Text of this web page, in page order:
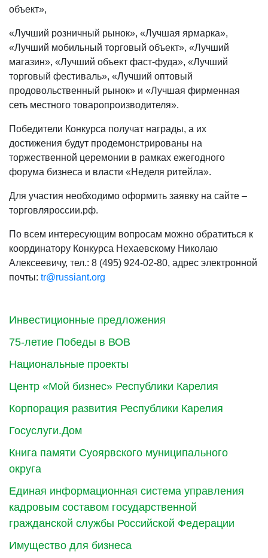
Инвестиционные предложения
75-летие Победы в ВОВ
Национальные проекты
Центр «Мой бизнес» Республики Карелия
Корпорация развития Республики Карелия
Госуслуги.Дом
Книга памяти Суоярвского муниципального
округа
Единая информационная система управления
кадровым составом государственной
гражданской службы Российской Федерации
Имущество для бизнеса
объект»,
«Лучший розничный рынок», «Лучшая ярмарка»,
«Лучший мобильный торговый объект», «Лучший
магазин», «Лучший объект фаст-фуда», «Лучший
торговый фестиваль», «Лучший оптовый
продовольственный рынок» и «Лучшая фирменная
сеть местного товаропроизводителя».
Победители Конкурса получат награды, а их
достижения будут продемонстрированы на
торжественной церемонии в рамках ежегодного
форума бизнеса и власти «Неделя ритейла».
Для участия необходимо оформить заявку на сайте –
торговляроссии.рф.
По всем интересующим вопросам можно обратиться к
координатору Конкурса Нехаевскому Николаю
Алексеевичу, тел.: 8 (495) 924-02-80, адрес электронной
почты: tr@russiant.org